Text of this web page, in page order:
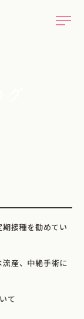
期接種を勧めてい
産、中絶手術に
て